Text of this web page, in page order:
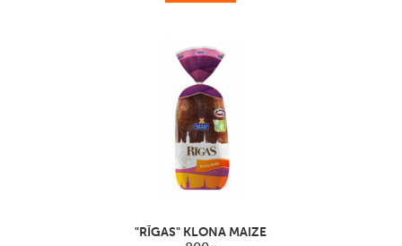
"RĪGAS" KLONA MAIZE